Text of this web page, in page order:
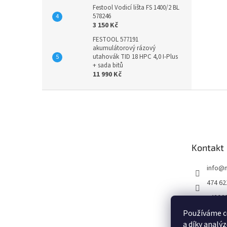
Používáme
a díky
Festool Vodicí lišta FS 1400/2 BL
578246
3 150 Kč
FESTOOL 577191
akumulátorový rázový
utahovák TID 18 HPC 4,0 I-Plus
+ sada bitů
11 990 Kč
Kontakt
info@
474
m/